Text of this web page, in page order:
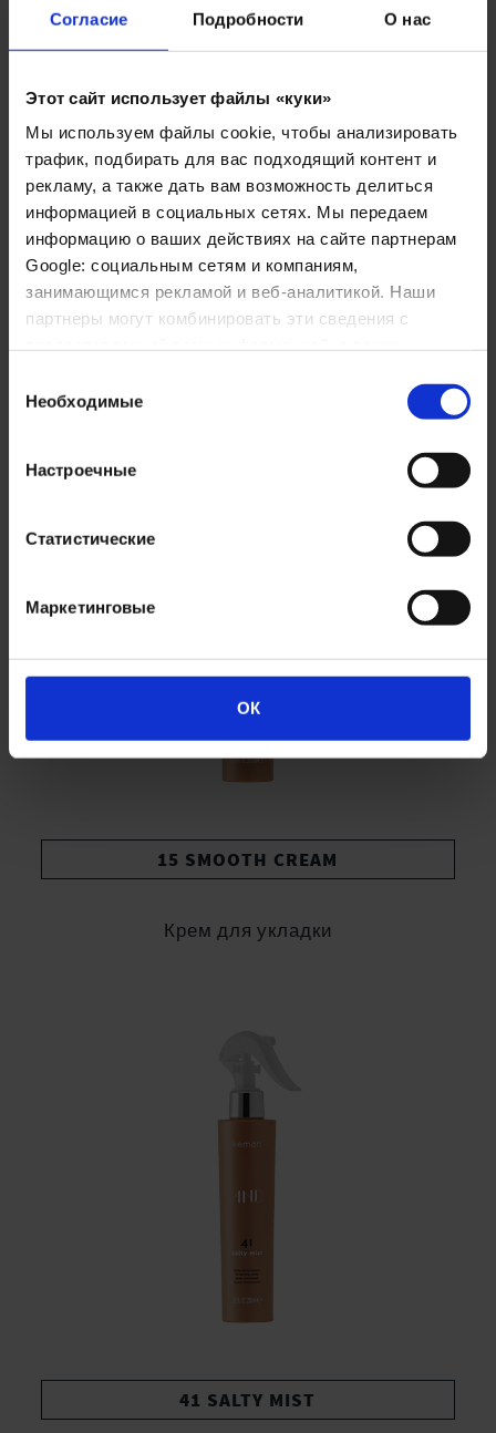
Согласие Подробности О нас
Этот сайт использует файлы «куки»
Мы используем файлы cookie, чтобы анализировать
трафик, подбирать для вас подходящий контент и
рекламу, а также дать вам возможность делиться
информацией в социальных сетях. Мы передаем
информацию о ваших действиях на сайте партнерам
Google: социальным сетям и компаниям,
занимающимся рекламой и веб-аналитикой. Наши
партнеры могут комбинировать эти сведения с
вами их сервисов.
согласия
Необходимые
Настроечные
Статистические
Маркетинговые
ОК
13 HEAT SPRAY
Термозащитный аэрозоль
15 SMOOTH CREAM
Крем для укладки
41 SALTY MIST